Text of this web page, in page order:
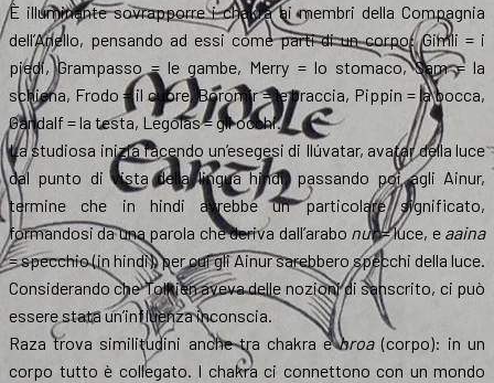
È illuminante sovrapporre i chakra ai membri della Compagnia
dell’Anello, pensando ad essi come parti di un corpo: Gimli = i
piedi, Grampasso = le gambe, Merry = lo stomaco, Sam = la
schiena, Frodo = il cuore, Boromir = le braccia, Pippin = la bocca,
Gandalf = la testa, Legolas = gli occhi.
La studiosa inizia facendo un’esegesi di Ilúvatar, avatar della luce
dal punto di vista della lingua hindi, passando poi agli Ainur,
termine che in hindi avrebbe un particolare significato,
formandosi da una parola che deriva dall’arabo nur= luce, e aaina
= specchio (in hindi), per cui gli Ainur sarebbero specchi della luce.
Considerando che Tolkien aveva delle nozioni di sanscrito, ci può
essere stata un’influenza inconscia.
Raza trova similitudini anche tra chakra ehroa(corpo): in un
corpo tutto è collegato. I chakra ci connettono con un mondo